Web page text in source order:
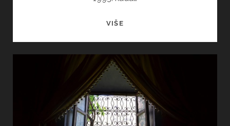
VIŠETOPAS
ODMARALIŠTE
U
PLANINAMA
VIJETNAMA